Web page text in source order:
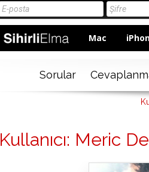
Mac
Sorular
Kullanıcı: Meric